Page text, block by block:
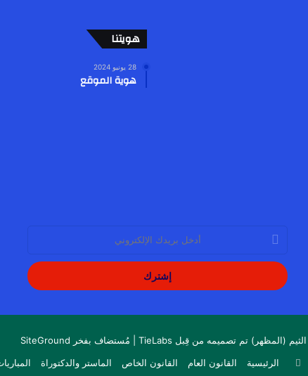
هويتنا
28 يونيو 2024
هوية الموقع
أدخل
بريدك
الإلكتروني
| مُستضاف بفخر SiteGround
الرئيسية
القانون العام القانون الخاص الماستر والدكتوراة ‫YouTubeانستقرام